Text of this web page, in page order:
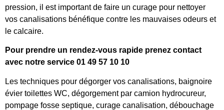
pression, il est important de faire un curage pour nettoyer
vos canalisations bénéfique contre les mauvaises odeurs et
le calcaire.
Pour prendre un rendez-vous rapide prenez contact
avec notre service 01 49 57 10 10
Les techniques pour dégorger vos canalisations, baignoire
évier toilettes WC, dégorgement par camion hydrocureur,
pompage fosse septique, curage canalisation, débouchage